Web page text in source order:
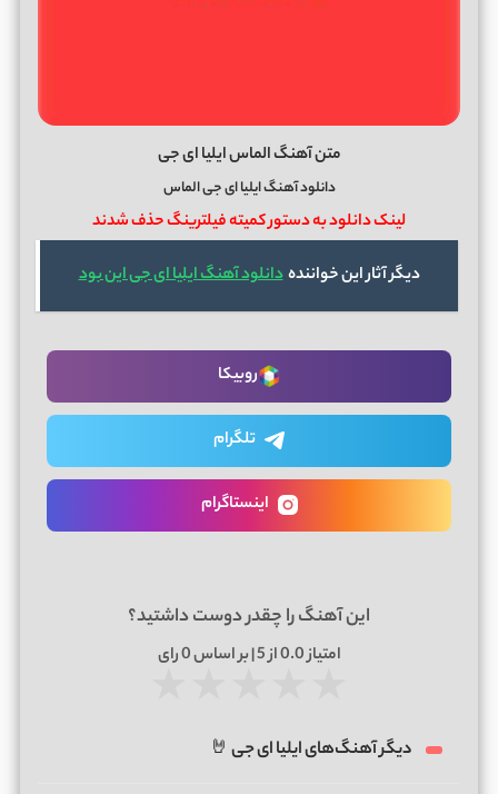
متن آهنگ الماس ایلیا ای جی
دانلود آهنگ ایلیا ای جی الماس
لینک دانلود به دستور کمیته فیلترینگ حذف شدند
دیگر آثار این خوانندهدانلود آهنگ ایلیا ای جی این بود
روبیکا
تلگرام
اینستاگرام
این آهنگ را چقدر دوست داشتید؟
امتیاز0.0از 5 | بر اساس 0رای
دیگر آهنگ‌های ایلیا ای جی 🤘